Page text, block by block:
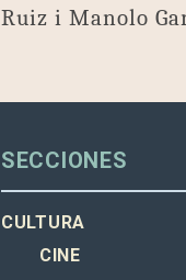
Ruiz i Manolo
SECCIONES
CULTURA
CINE